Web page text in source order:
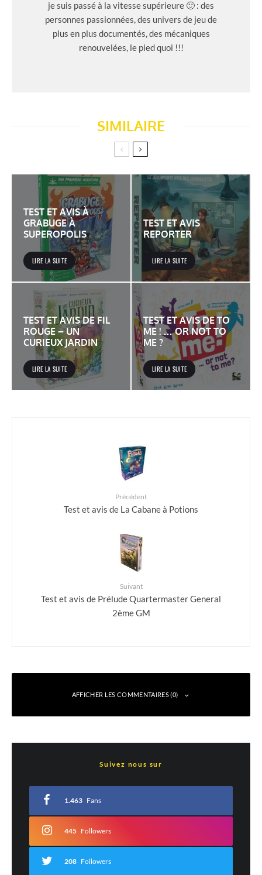
je suis passé à la vitesse supérieure 🙂 : des
personnes passionnées, des univers de jeu de
plus en plus documentés, des mécaniques
renouvelées, le pied quoi !!!
SIMILAIRE
TEST ET AVIS À
GRABUGE À
SUPEROPOLIS
LIRE LA SUITE
TEST ET AVIS
REPORTER
LIRE LA SUITE
TEST ET AVIS DE FIL
ROUGE – UN
CURIEUX JARDIN
LIRE LA SUITE
TEST ET AVIS DE TO
ME ! … OR NOT TO
ME ?
LIRE LA SUITE
Précédent
Test et avis de La Cabane à Potions
Suivant
Test et avis de Prélude Quartermaster General
2ème GM
AFFICHER LES COMMENTAIRES (0)
*
Commentaire*
Suivez nous sur
1.463 Fans
445 Followers
208 Followers